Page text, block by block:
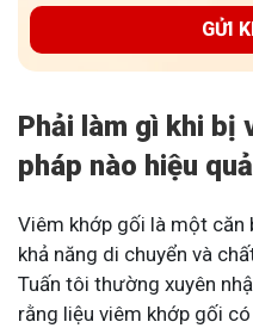
GỬI
Phải làm gì khi bị
pháp nào hiệu
Viêm khớp gối là một căn
khả năng di chuyển và
Tuấn tôi thường xuyên
rằng liệu viêm khớp gối